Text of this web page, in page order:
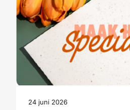
24 juni 2026